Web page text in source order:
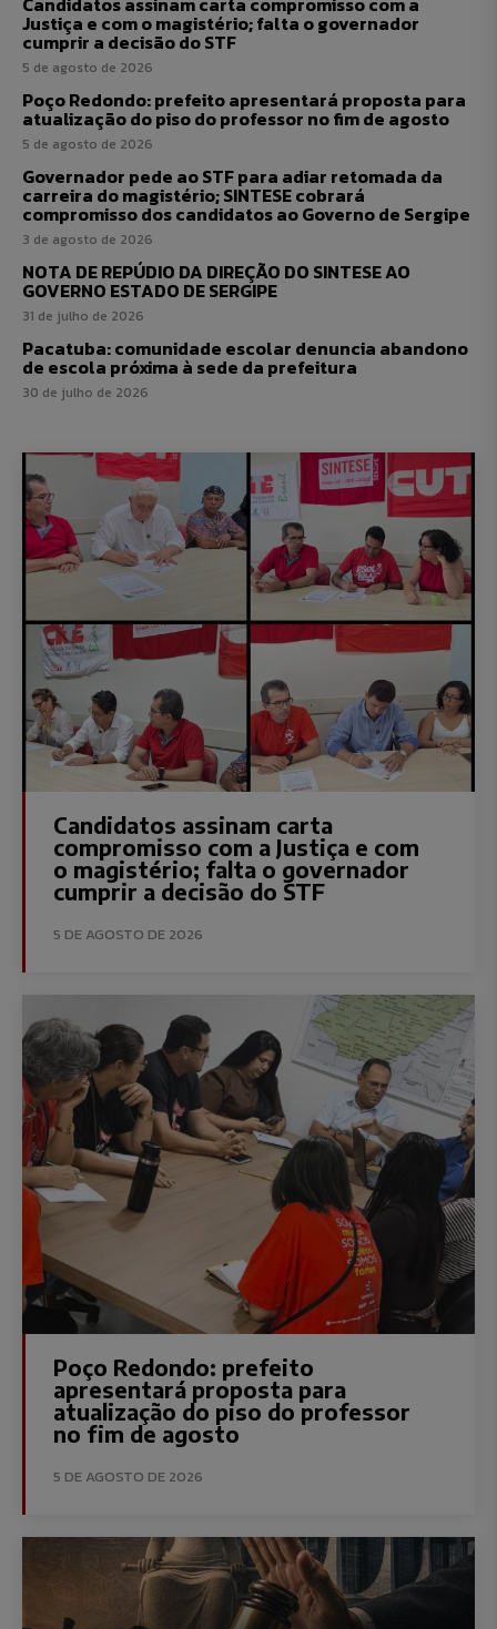
Justiça e com o magistério; falta o governador
cumprir a decisão do STF
5 de agosto de 2026
Poço Redondo: prefeito apresentará proposta para
atualização do piso do professor no fim de agosto
5 de agosto de 2026
Governador pede ao STF para adiar retomada da
carreira do magistério; SINTESE cobrará
compromisso dos candidatos ao Governo de Sergipe
3 de agosto de 2026
NOTA DE REPÚDIO DA DIREÇÃO DO SINTESE AO
GOVERNO ESTADO DE SERGIPE
31 de julho de 2026
Pacatuba: comunidade escolar denuncia abandono
de escola próxima à sede da prefeitura
30 de julho de 2026
Candidatos assinam carta
compromisso com a Justiça e com
o magistério; falta o governador
cumprir a decisão do STF
5 DE AGOSTO DE 2026
Poço Redondo: prefeito
apresentará proposta para
atualização do piso do professor
no fim de agosto
5 DE AGOSTO DE 2026